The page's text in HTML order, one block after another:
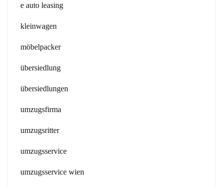
e auto leasing
kleinwagen
möbelpacker
übersiedlung
übersiedlungen
umzugsfirma
umzugsritter
umzugsservice
umzugsservice wien